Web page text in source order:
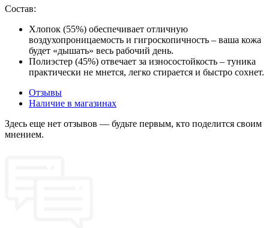
Состав:
Хлопок (55%) обеспечивает отличную
воздухопроницаемость и гигроскопичность – ваша кожа
будет «дышать» весь рабочий день.
Полиэстер (45%) отвечает за износостойкость – туника
практически не мнется, легко стирается и быстро сохнет.
Отзывы
Наличие в магазинах
Здесь еще нет отзывов — будьте первым, кто поделится своим
мнением.